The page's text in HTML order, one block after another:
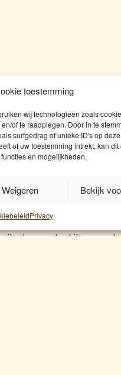
toestemming
wij technologieën zoals
of te raadplegen. Door in te
surfgedrag of unieke ID's op
of uw toestemming intrekt, kan dit
en mogelijkheden.
Weigeren Bekijk
Privacy
garandeert
– De nieuwe
klaar voor de
elk jaar weer
het natte weer
Jelle
ik de eerste kilogram